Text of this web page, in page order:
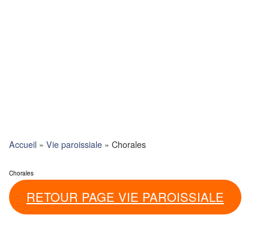
Accueil » Vie paroissiale » Chorales
Chorales
RETOUR PAGE VIE PAROISSIALE